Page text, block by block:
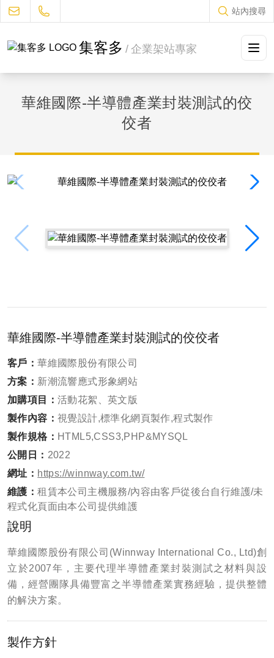
站內搜尋
集客多 / 企業架站專家
設計流程
聯絡我們
華維國際-半導體產業封裝測試的佼
佼者
華維國際-半導體產業封裝測試的佼佼者
客戶：華維國際股份有限公司
方案 ： 新潮流響應式形象網站
加購項目
：活動花絮、英文版
製作內容： 視覺設計,標準化網頁製作,程式製作
製作規格： HTML5,CSS3,PHP&MYSQL
公開日： 2022
網址： https://winnway.com.tw/
維護：租賃本公司主機服務/內容由客戶從後台自行維護/未
程式化頁面由本公司提供維護
說明
華維國際股份有限公司(Winnway International Co., Ltd)創
立於2007年，主要代理半導體產業封裝測試之材料與設
備，經營團隊具備豐富之半導體產業實務經驗，提供整體
的解決方案。
製作方針